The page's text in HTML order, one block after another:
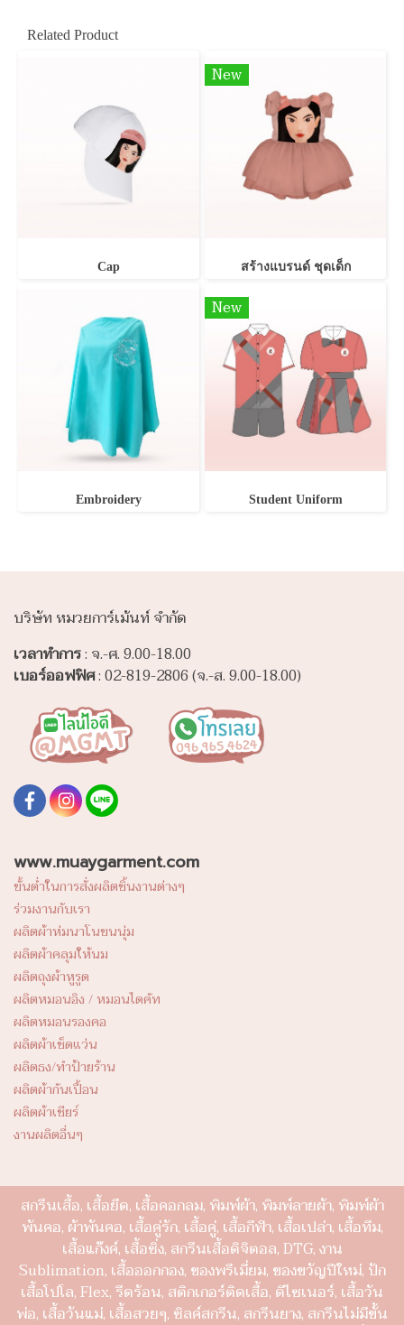
Related Product
Cap
New
สร้างแบรนด์ ชุดเด็ก
Embroidery
New
Student Uniform
บริษัท หมวยการ์เม้นท์ จำกัด
เวลาทำการ: จ.-ศ. 9.00-18.00
เบอร์ออฟฟิศ: 02-819-2806 (จ.-ส. 9.00-18.00)
www.muaygarment.com
ขั้นต่ำในการสั่งผลิตชิ้นงานต่างๆ
ร่วมงานกับเรา
ผลิตผ้าห่มนาโนขนนุ่ม
ผลิตผ้าคลุมให้นม
ผลิตถุงผ้าหูรูด
ผลิตหมอนอิง / หมอนไดคัท
ผลิตหมอนรองคอ
ผลิตผ้าเช็ดแว่น
ผลิตธง/ทำป้ายร้าน
ผลิตผ้ากันเปื้อน
ผลิตผ้าเชียร์
งานผลิตอื่นๆ
สกรีนเสื้อ, เสื้อยืด, เสื้อคอกลม, พิมพ์ผ้า, พิมพ์ลายผ้า, พิมพ์ผ้า
พันคอ, ผ้าพันคอ, เสื้อคู่รัก, เสื้อคู่, เสื้อกีฬา, เสื้อเปล่า, เสื้อทีม,
เสื้อแก๊งค์, เสื้อซิ่ง, สกรีนเสื้อดิจิตอล, DTG, งาน
Sublimation, เสื้อออกกอง, ของพรีเมี่ยม, ของขวัญปีใหม่, ปัก
เสื้อโปโล, Flex, รีดร้อน, สติกเกอร์ติดเสื้อ, ดีไซเนอร์, เสื้อวัน
พ่อ, เสื้อวันแม่, เสื้อสวยๆ, ซิลค์สกรีน, สกรีนยาง, สกรีนไม่มีขั้น